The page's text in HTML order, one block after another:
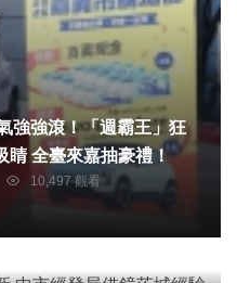
強強滾！「週霸王」狂
獎吸睛 全臺來嘉抽豪禮！
10,497 觀看
新 中市經發局借鏡茨城